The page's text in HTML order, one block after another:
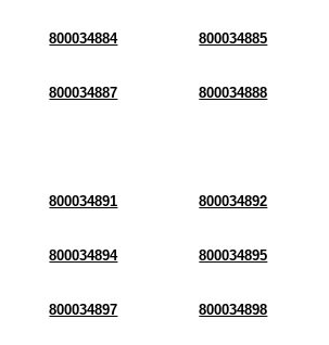
800034884 800034885
800034887 800034888
800034891 800034892
800034894 800034895
800034897 800034898